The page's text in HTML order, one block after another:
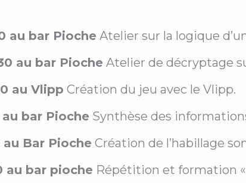
au bar Pioche Atelier sur la logique
au bar Pioche Atelier de décryptage
au Vlipp Création du jeu avec le Vlipp.
bar Pioche Synthèse des
au Bar Pioche Création de l’habillage
au bar pioche Répétition et formation